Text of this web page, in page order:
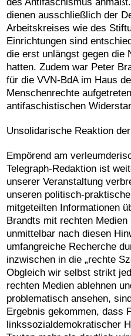
dienen ausschließlich der
Arbeitskreises wie des
Einrichtungen sind
die erst unlängst gegen die
hatten. Zudem war Peter
für die VVN-BdA im Haus
Menschenrechte
antifaschistischen
Unsolidarische Reaktion
Empörend am
Telegraph-Redaktion ist
unserer Veranstaltung
unseren politisch-
mitgeteilten Informationen
Brandts mit rechten
unmittelbar nach diesen
umfangreiche Recherche
inzwischen in die „rechte
Obgleich wir selbst strikt
rechten Medien ablehnen
problematisch ansehen,
Ergebnis gekommen, dass
linkssozialdemokratischer